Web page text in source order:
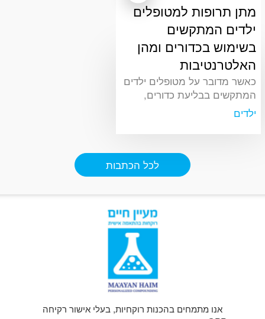
מתן תרופות למטופלים
ילדים המתקשים
בשימוש בכדורים ומהן
האלטרנטיבות
כאשר מדובר על מטופלים ילדים
המתקשים בבליעת כדורים,
הופכות לצורך זה מספר
אלטרנטיבות שימוש המסייעות
להשתמש בתרופות בצורת נוזל,
כך שהן יותר קלות לבליעה.
ילדים
לכל הכתבות
אנו מתמחים בהכנות רוקחיות, בעלי אישור רקיחה